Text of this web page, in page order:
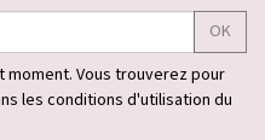
OK
moment. Vous trouverez pour
les conditions d'utilisation du